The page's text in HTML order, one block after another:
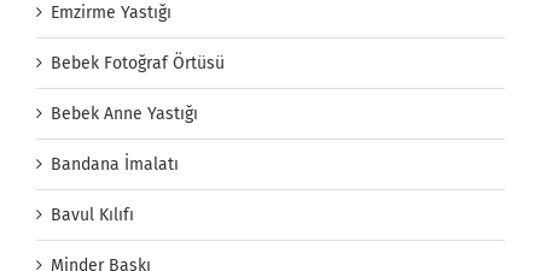
Emzirme Yastığı
Bebek Fotoğraf Örtüsü
Bebek Anne Yastığı
Bandana İmalatı
Bavul Kılıfı
Minder Baskı